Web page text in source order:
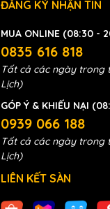
ĐĂNG KÝ NHẬN TIN
MUA ONLINE (08:30 -
0835 616 818
Tất cả các ngày trong
Lịch)
GÓP Ý & KHIẾU NẠI
0939 066 188
Tất cả các ngày trong
Lịch)
LIÊN KẾT SÀN